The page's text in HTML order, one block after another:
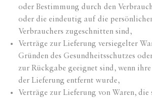
oder Bestimmung durch den
oder die eindeutig auf die
Verbrauchers zugeschnitten sind,
Verträge zur Lieferung versiegelter
Gründen des Gesundheitsschutzes
zur Rückgabe geeignet sind, wenn
der Lieferung entfernt wurde,
Verträge zur Lieferung von Waren, die